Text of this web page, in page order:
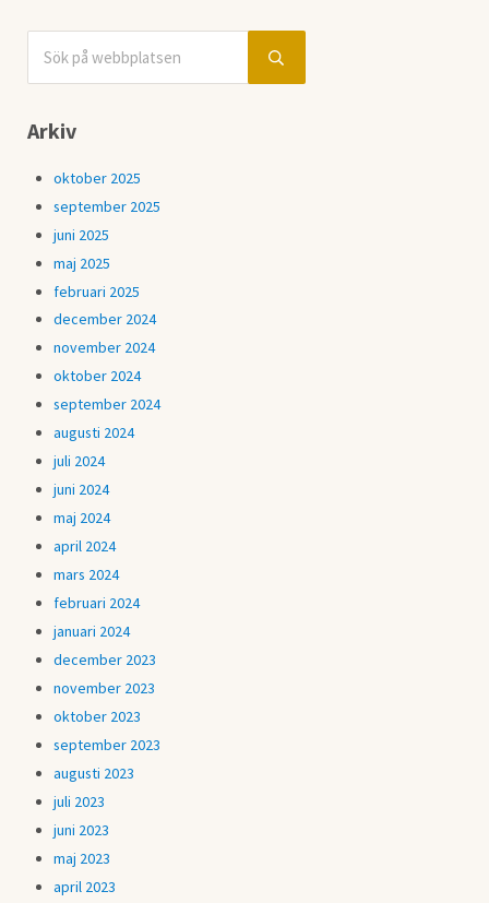
Sidebar
Submit search
Arkiv
oktober 2025
september 2025
juni 2025
maj 2025
februari 2025
december 2024
november 2024
oktober 2024
september 2024
augusti 2024
juli 2024
juni 2024
maj 2024
april 2024
mars 2024
februari 2024
januari 2024
december 2023
november 2023
oktober 2023
september 2023
augusti 2023
juli 2023
juni 2023
maj 2023
april 2023